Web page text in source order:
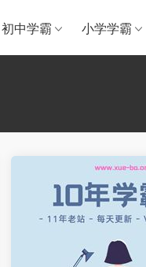
初中学霸 小学学霸